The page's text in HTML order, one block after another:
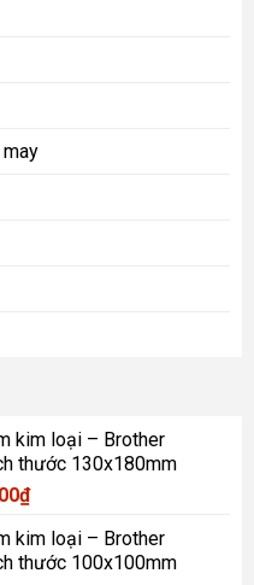
kim loại – Brother
thước 130x180mm
₫Giá
tại
là:
kim loại – Brother
thước 100x100mm